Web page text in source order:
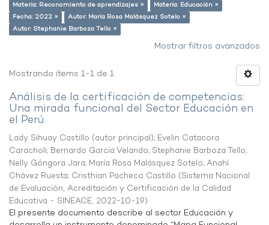
Materia: Reconomiento de aprendizajes ×
Materia: Educación ×
Fecha: 2022 ×
Autor: María Rosa Malásquez Sotelo ×
Autor: Stephanie Barboza Tello ×
Mostrar filtros avanzados
Mostrando ítems 1-1 de 1
Análisis de la certificación de competencias:
Una mirada funcional del Sector Educación en
el Perú
Lady Sihuay Castillo (autor principal); Evelin Catacora
Caracholi; Bernardo García Velando; Stephanie Barboza Tello;
Nelly Góngora Jara; María Rosa Malásquez Sotelo; Anahí
Chávez Ruesta; Cristhian Pacheco Castillo (Sistema Nacional
de Evaluación, Acreditación y Certificación de la Calidad
Educativa - SINEACE, 2022-10-19)
El presente documento describe al sector Educación y